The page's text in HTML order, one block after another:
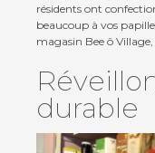
résidents ont
beaucoup à vos
magasin Bee ô Village,
durable